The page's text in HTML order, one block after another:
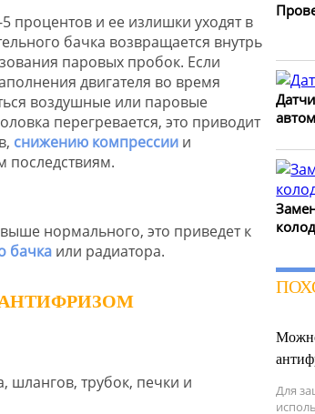
процентов и ее излишки уходят в
бачка возвращается внутрь
паровых пробок. Если
двигателя во время
воздушные или паровые
перегревается, это приводит
снижению компрессиии
последствиям.
нормального, это приведет к
бачкаили радиатора.
шлангов, трубок, печки и
Для